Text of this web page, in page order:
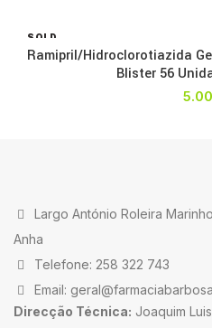
SOLD
OUT
Ramipril/Hidroclorotiazida
Blister 56
5.00
Largo António Roleira
Anha
Telefone: 258 322 743
Email:
Direcção Técnica: Joaquim